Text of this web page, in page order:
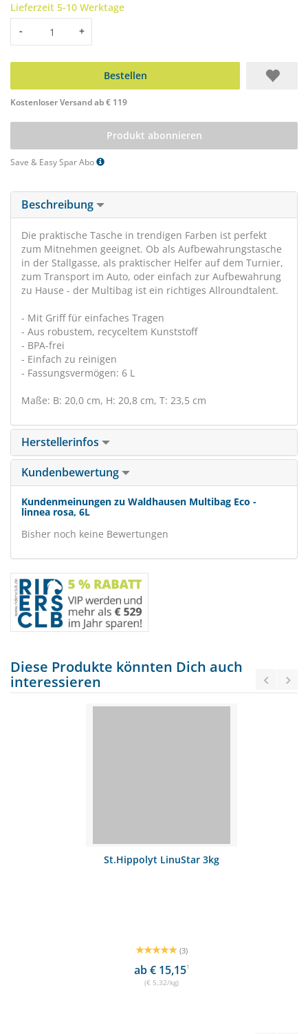
Lieferzeit 5-10 Werktage
Menge
- +
Bestellen
Kostenloser Versand ab € 119
Produkt abonnieren
Save & Easy Spar Abo
Beschreibung
Die praktische Tasche in trendigen Farben ist perfekt
zum Mitnehmen geeignet. Ob als Aufbewahrungstasche
in der Stallgasse, als praktischer Helfer auf dem Turnier,
zum Transport im Auto, oder einfach zur Aufbewahrung
zu Hause - der Multibag ist ein richtiges Allroundtalent.
- Mit Griff für einfaches Tragen
- Aus robustem, recyceltem Kunststoff
- BPA-frei
- Einfach zu reinigen
- Fassungsvermögen: 6 L
Maße: B: 20,0 cm, H: 20,8 cm, T: 23,5 cm
Herstellerinfos
Kundenbewertung
Kundenmeinungen zu Waldhausen Multibag Eco -
linnea rosa, 6L
Bisher noch keine Bewertungen
Diese Produkte könnten Dich auch
interessieren
St.Hippolyt LinuStar 3kg
(3)
ab € 15,151
(€ 5,32/kg)